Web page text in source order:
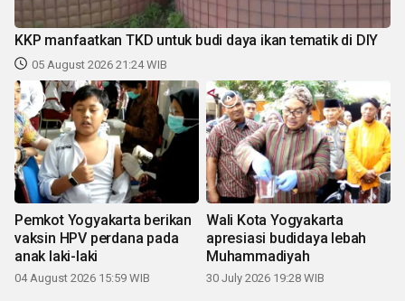
KKP manfaatkan TKD untuk budi daya ikan tematik di DIY
05 August 2026 21:24 WIB
Pemkot Yogyakarta berikan
vaksin HPV perdana pada
anak laki-laki
04 August 2026 15:59 WIB
Wali Kota Yogyakarta
apresiasi budidaya lebah
Muhammadiyah
30 July 2026 19:28 WIB